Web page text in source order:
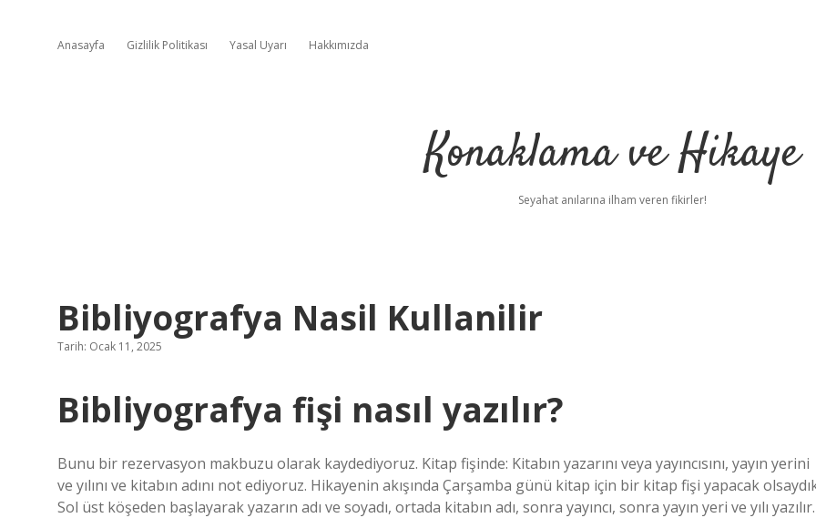
Anasayfa Gizlilik Politikası Yasal Uyarı Hakkımızda
Konaklama ve Hikaye
Seyahat anılarına ilham veren fikirler!
Bibliyografya Nasil Kullanilir
Tarih: Ocak 11, 2025
Bibliyografya fişi nasıl yazılır?
Bunu bir rezervasyon makbuzu olarak kaydediyoruz. Kitap fişinde: Kitabın yazarını veya yayıncısını, yayın yerini
ve yılını ve kitabın adını not ediyoruz. Hikayenin akışında Çarşamba günü kitap için bir kitap fişi yapacak
Sol üst köşeden başlayarak yazarın adı ve soyadı, ortada kitabın adı, sonra yayıncı, sonra yayın yeri ve yılı yazılır.